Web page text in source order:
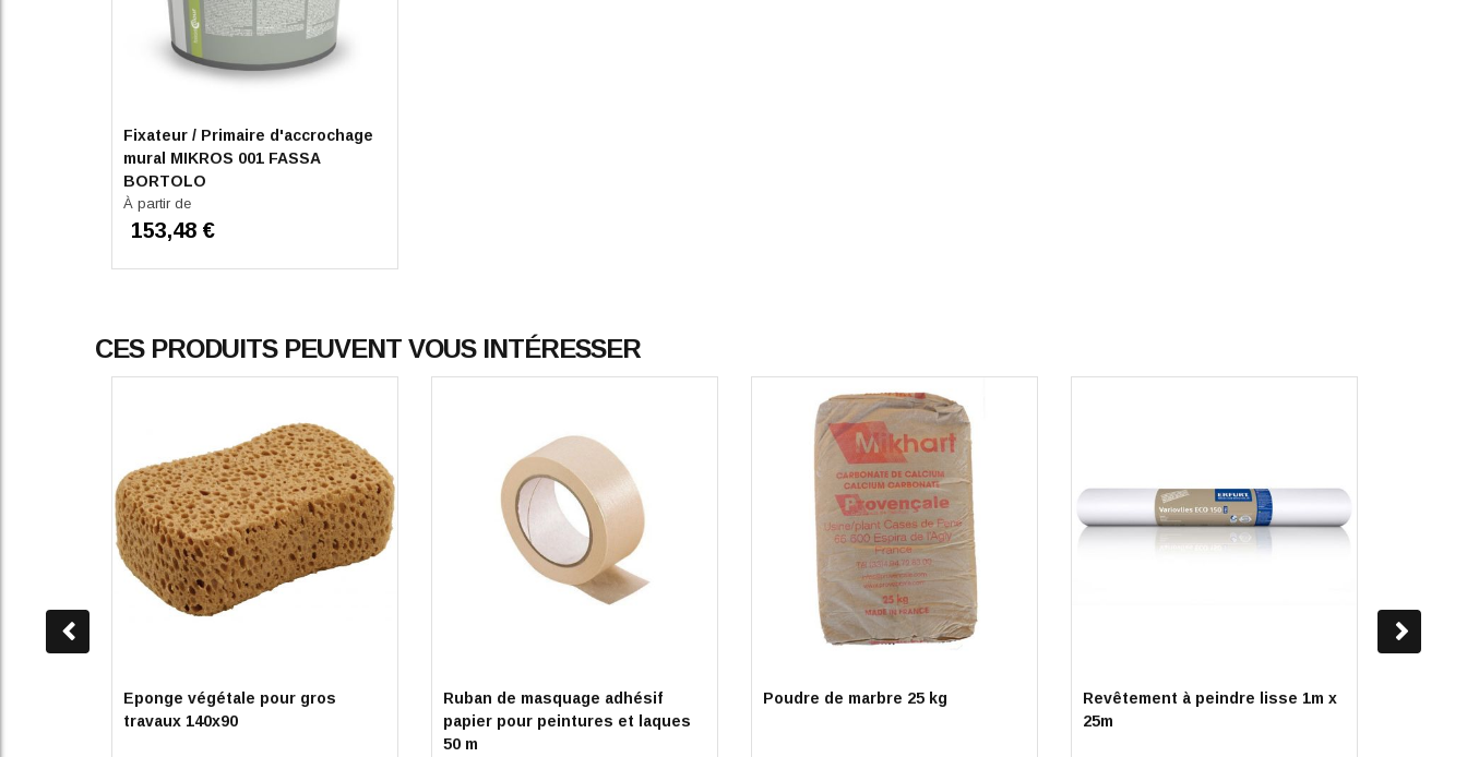
Fixateur / Primaire d'accrochage
mural MIKROS 001 FASSA
BORTOLO
À partir de
153,48 €
CES PRODUITS PEUVENT VOUS INTÉRESSER
Eponge végétale pour gros
travaux 140x90
Ruban de masquage adhésif
papier pour peintures et laques
50 m
Poudre de marbre 25 kg
Revêtement à peindre lisse 1m x
25m